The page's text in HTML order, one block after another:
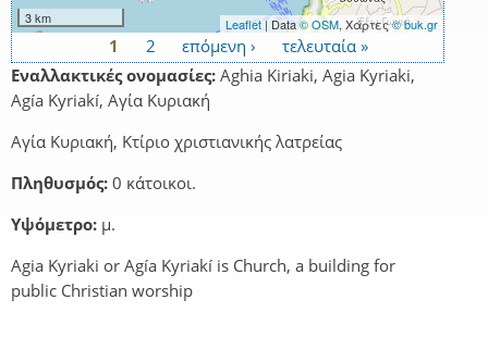
3 km Leaflet| Data© OSM, Χάρτες© buk.gr
Σελίδες
1 2 επόμενη ›
τελευταία »
Εναλλακτικές ονομασίες: Aghia Kiriaki, Agia Kyriaki,
Agía Kyriakí, Αγία Κυριακή
Αγία Κυριακή, Κτίριο χριστιανικής λατρείας
Πληθυσμός: 0 κάτοικοι.
Υψόμετρο: μ.
Agia Kyriaki or Agía Kyriakí is Church, a building for
public Christian worship